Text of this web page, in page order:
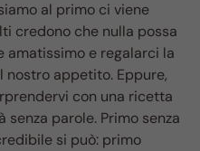
al primo ci viene
credono che nulla possa
e regalarci la
nostro appetito. Eppure,
con una ricetta
parole. Primo senza
si può: primo